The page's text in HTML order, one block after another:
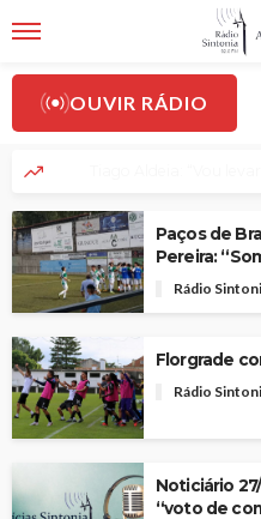
OUVIR RÁDIO
Paços de
Pereira:
Rádio
Florgrade
Rádio
Noticiário
“voto de